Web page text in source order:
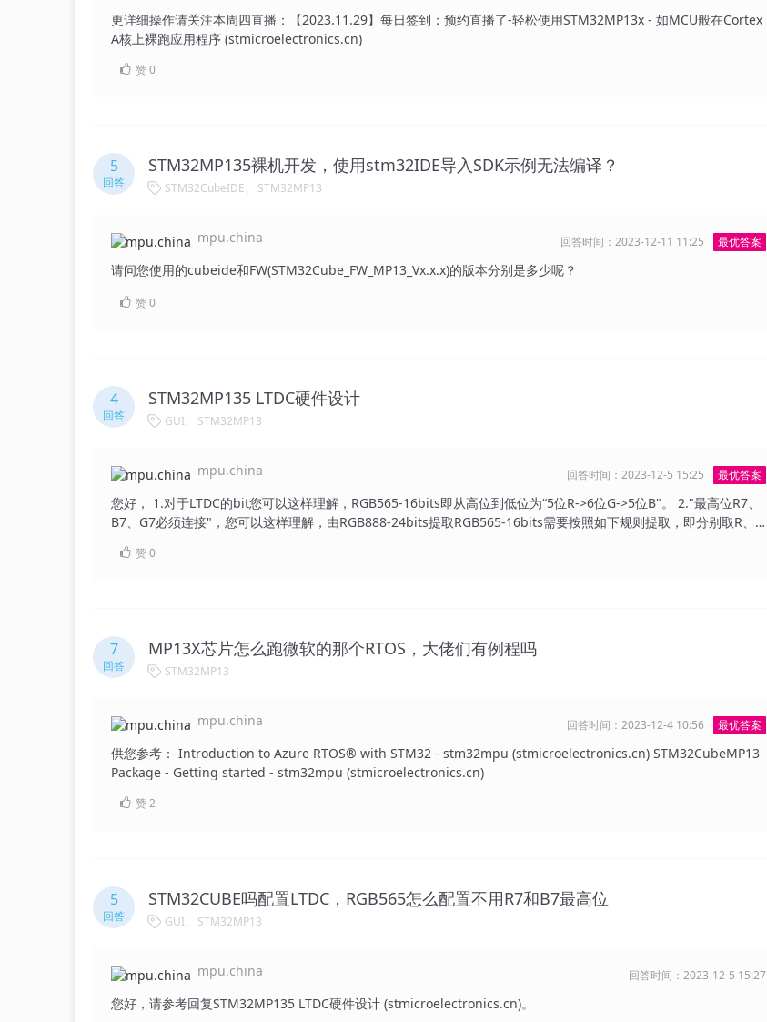
更详细操作请关注本周四直播：【2023.11.29】每日签到：预约直播了-轻松使用STM32MP13x - 如MCU般在Cortex
A核上裸跑应用程序 (stmicroelectronics.cn)
赞0
5
回答
STM32MP135裸机开发，使用stm32IDE导入SDK示例无法编译？
STM32CubeIDE STM32MP13
mpu.china 最优答案
回答时间：2023-12-11 11:25
请问您使用的cubeide和FW(STM32Cube_FW_MP13_Vx.x.x)的版本分别是多少呢？
赞0
4
回答
STM32MP135 LTDC硬件设计
GUI STM32MP13
mpu.china 最优答案
回答时间：2023-12-5 15:25
您好， 1.对于LTDC的bit您可以这样理解，RGB565-16bits即从高位到低位为“5位R->6位G->5位B"。 2."最高位R7、
B7、G7必须连接"，您可以这样理解，由RGB888-24bits提取RGB565-16bits需要按照如下规则提取，即分别取R、
对应的颜色为红色，若舍弃掉高位（相当于您原理图中不连接R7位），则1111 1111会变为0111 1111 = “127”，此
赞0
7
回答
MP13X芯片怎么跑微软的那个RTOS，大佬们有例程吗
STM32MP13
mpu.china 最优答案
回答时间：2023-12-4 10:56
供您参考： Introduction to Azure RTOS® with STM32 - stm32mpu (stmicroelectronics.cn) STM32CubeMP13
Package - Getting started - stm32mpu (stmicroelectronics.cn)
赞2
5
回答
STM32CUBE吗配置LTDC，RGB565怎么配置不用R7和B7最高位
GUI STM32MP13
mpu.china 回答时间：2023-12-5 15:27
您好，请参考回复STM32MP135 LTDC硬件设计 (stmicroelectronics.cn)。